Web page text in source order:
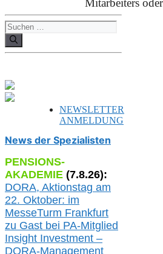
Mitarbeiters
Suchen
nach:
NEWSLETTER
ANMELDUNG
News der Spezialisten
PENSIONS-
AKADEMIE (7.8.26):
DORA, Aktionstag am
22. Oktober: im
MesseTurm Frankfurt
zu Gast bei PA-Mitglied
Insight Investment –
DORA-Management